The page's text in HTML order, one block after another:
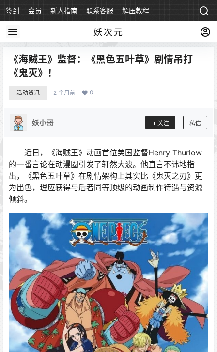
签到 会员 新人指南 联系客服 解压教程
妖次元
《海贼王》监督：《黑色五叶草》剧情吊打
《鬼灭》！
活动资讯 2 个月前 0
妖小哥 关注 私信
近日，《海贼王》动画首位美国监督Henry Thurlow
的一番言论在动漫圈引发了轩然大波。他直言不讳地指
出，《黑色五叶草》在剧情架构上其实比《鬼灭之刃》更
为出色，理应获得与后者同等顶级的动画制作待遇与资源
倾斜。